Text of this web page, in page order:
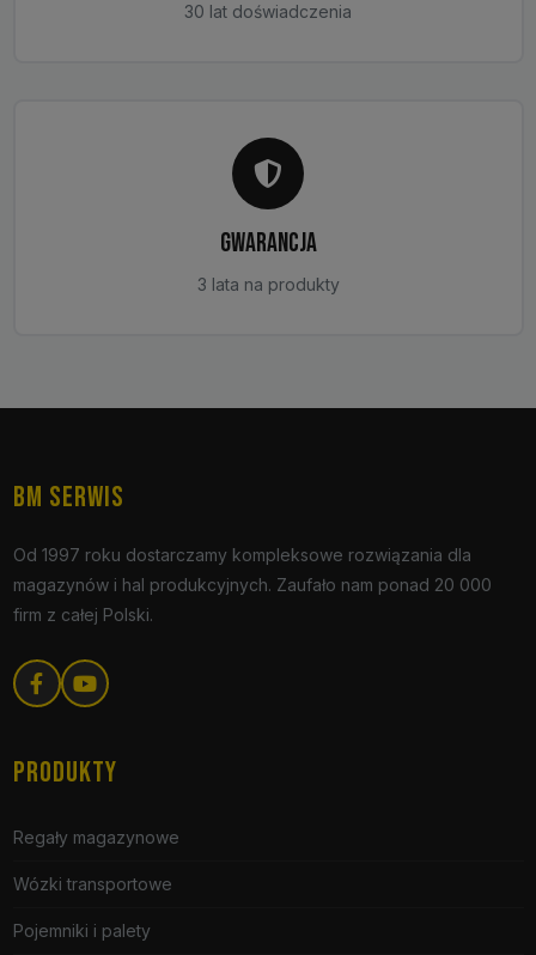
30 lat doświadczenia
GWARANCJA
3 lata na produkty
BM SERWIS
Od 1997 roku dostarczamy kompleksowe rozwiązania dla
magazynów i hal produkcyjnych. Zaufało nam ponad 20 000
firm z całej Polski.
PRODUKTY
Regały magazynowe
Wózki transportowe
Pojemniki i palety